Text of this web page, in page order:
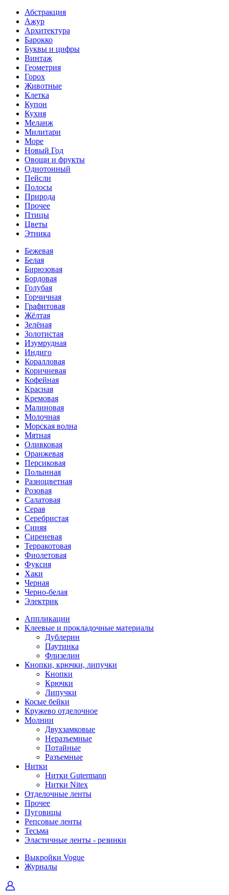
Абстракция
Ажур
Архитектура
Барокко
Буквы и цифры
Винтаж
Геометрия
Горох
Животные
Клетка
Купон
Кухня
Меланж
Милитари
Море
Новый Год
Овощи и фрукты
Однотонный
Пейсли
Полосы
Природа
Прочее
Птицы
Цветы
Этника
Бежевая
Белая
Бирюзовая
Бордовая
Голубая
Горчичная
Графитовая
Жёлтая
Зелёная
Золотистая
Изумрудная
Индиго
Коралловая
Коричневая
Кофейная
Красная
Кремовая
Малиновая
Молочная
Морская волна
Мятная
Оливковая
Оранжевая
Персиковая
Полынная
Разноцветная
Розовая
Салатовая
Серая
Серебристая
Синяя
Сиреневая
Терракотовая
Фиолетовая
Фуксия
Хаки
Черная
Черно-белая
Электрик
Аппликации
Клеевые и прокладочные материалы
Дублерин
Паутинка
Флизелин
Кнопки, крючки, липучки
Кнопки
Крючки
Липучки
Косые бейки
Кружево отделочное
Молнии
Двухзамковые
Неразъемные
Потайные
Разъемные
Нитки
Нитки Gutermann
Нитки Nitex
Отделочные ленты
Прочее
Пуговицы
Репсовые ленты
Тесьма
Эластичные ленты - резинки
Выкройки Vogue
Журналы